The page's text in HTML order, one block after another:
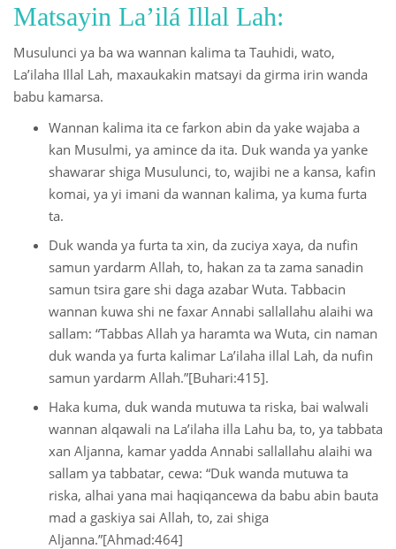
Matsayin La’ilá Illal Lah:
Musulunci ya ba wa wannan kalima ta Tauhidi, wato,
La’ilaha Illal Lah, maxaukakin matsayi da girma irin wanda
babu kamarsa.
Wannan kalima ita ce farkon abin da yake wajaba a
kan Musulmi, ya amince da ita. Duk wanda ya yanke
shawarar shiga Musulunci, to, wajibi ne a kansa, kafin
komai, ya yi imani da wannan kalima, ya kuma furta
ta.
Duk wanda ya furta ta xin, da zuciya xaya, da nufin
samun yardarm Allah, to, hakan za ta zama sanadin
samun tsira gare shi daga azabar Wuta. Tabbacin
wannan kuwa shi ne faxar Annabi sallallahu alaihi wa
sallam: “Tabbas Allah ya haramta wa Wuta, cin naman
duk wanda ya furta kalimar La’ilaha illal Lah, da nufin
samun yardarm Allah.”[Buhari:415].
Haka kuma, duk wanda mutuwa ta riska, bai walwali
wannan alqawali na La’ilaha illa Lahu ba, to, ya tabbata
xan Aljanna, kamar yadda Annabi sallallahu alaihi wa
sallam ya tabbatar, cewa: “Duk wanda mutuwa ta
riska, alhai yana mai haqiqancewa da babu abin bauta
mad a gaskiya sai Allah, to, zai shiga
Aljanna.”[Ahmad:464]